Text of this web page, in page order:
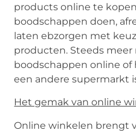
products online te
boodschappen doen,
laten ebzorgen met
producten. Steeds
boodschappen online of
een andere supermarkt
Het gemak van online
Online winkelen brengt